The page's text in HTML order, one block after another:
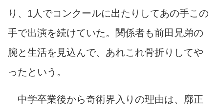
り、1人でコンクールに出たりしてあの手この
手で出演を続けていた。関係者も前田兄弟の
腕と生活を見込んで、あれこれ骨折りしてや
ったという。
中学卒業後から奇術界入りの理由は、廓正